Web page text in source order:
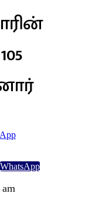
WhatsApp